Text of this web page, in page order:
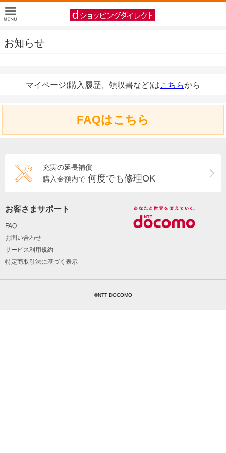
お知らせ
マイページ(購入履歴、領収書など)はこちらから
FAQはこちら
充実の延長補償
購入金額内で 何度でも修理OK
お客さまサポート
FAQ
お問い合わせ
サービス利用規約
特定商取引法に基づく表示
©NTT DOCOMO